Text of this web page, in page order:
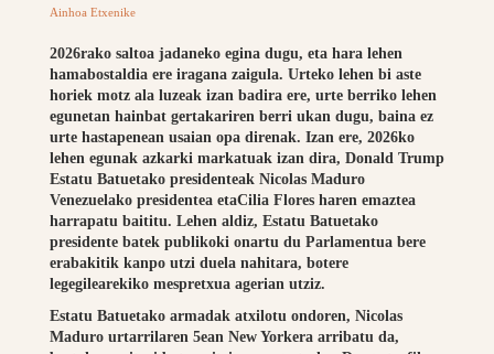
Ainhoa Etxenike
2026rako saltoa jadaneko egina dugu, eta hara lehen
hamabostaldia ere iragana zaigula. Urteko lehen bi aste
horiek motz ala luzeak izan badira ere, urte berriko lehen
egunetan hainbat gertakariren berri ukan dugu, baina ez
urte hastapenean usaian opa direnak. Izan ere, 2026ko
lehen egunak azkarki markatuak izan dira, Donald Trump
Estatu Batuetako presidenteak Nicolas Maduro
Venezuelako presidentea etaCilia Flores haren emaztea
harrapatu baititu. Lehen aldiz, Estatu Batuetako
presidente batek publikoki onartu du Parlamentua bere
erabakitik kanpo utzi duela nahitara, botere
legegilearekiko mespretxua agerian utziz.
Estatu Batuetako armadak atxilotu ondoren, Nicolas
Maduro urtarrilaren 5ean New Yorkera arribatu da,